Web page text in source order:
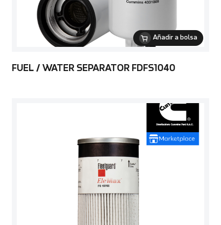
Añadir a bolsa
FUEL / WATER SEPARATOR FDFS1040